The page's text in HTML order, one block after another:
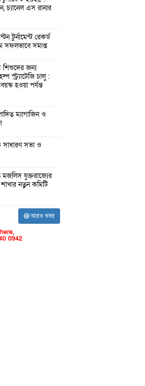
চ্যানেল এস রানার
টুর্নামেন্ট রেকর্ড
সফলভাবে সমাপ্ত
শিশুদের জন্য
স্ট্র্যাটেজি চালু :
হওয়া পর্যন্ত
ম্যাগাজিন ও
সাধারণ সভা ও
মজলিস যুক্তরাজ্যের
নতুন কমিটি
আরও খবর
0942